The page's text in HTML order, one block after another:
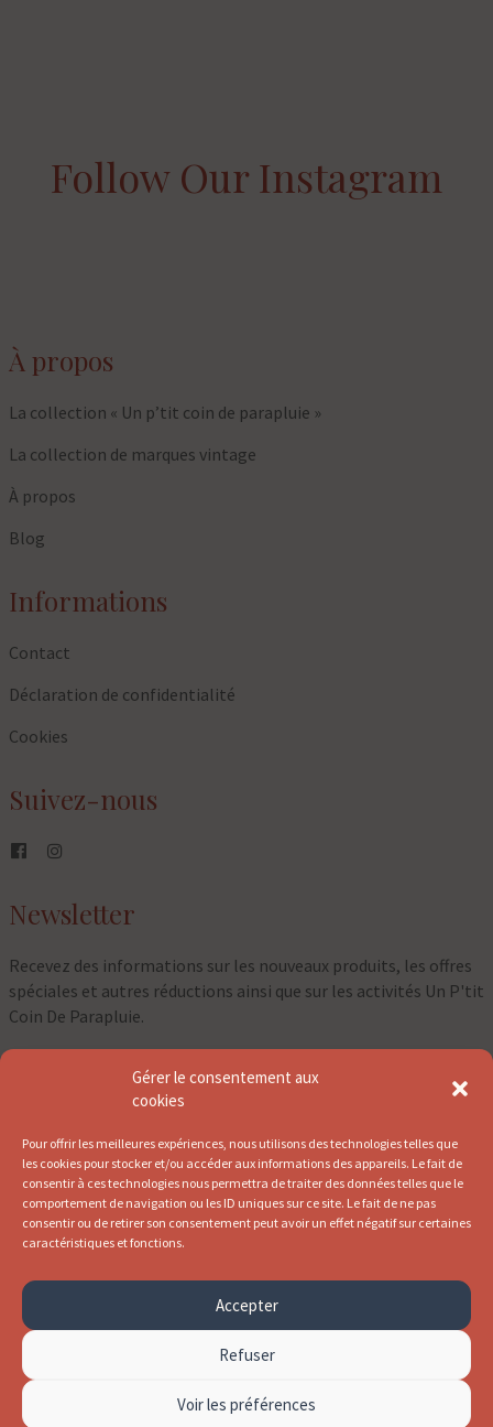
Gérer le consentement aux
cookies
Pour offrir les meilleures expériences, nous utilisons des technologies telles que
les cookies pour stocker et/ou accéder aux informations des appareils. Le fait de
consentir à ces technologies nous permettra de traiter des données telles que le
comportement de navigation ou les ID uniques sur ce site. Le fait de ne pas
consentir ou de retirer son consentement peut avoir un effet négatif sur certaines
caractéristiques et fonctions.
Accepter
Refuser
Voir les préférences
Follow Our Instagram
À propos
La collection « Un p’tit coin de parapluie »
La collection de marques vintage
À propos
Blog
Informations
Contact
Déclaration de confidentialité
Cookies
Suivez-nous
Newsletter
Recevez des informations sur les nouveaux produits, les offres
spéciales et autres réductions ainsi que sur les activités Un P'tit
Coin De Parapluie.
© Un p'tit coin de parapluie 2026
Handcrafted byLady Ace Factory